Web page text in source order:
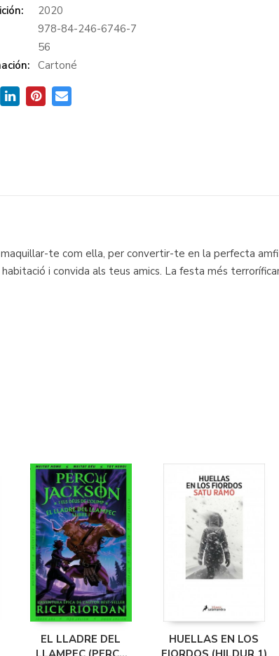
2020
978-84-246-6746-7
56
Cartoné
te com ella, per convertir-te en la perfecta
i convida als teus amics. La festa més
EL LLADRE DEL
HUELLAS EN LOS